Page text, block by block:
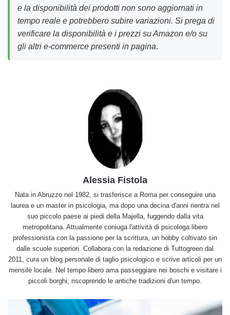
e la disponibilità dei prodotti non sono aggiornati in
tempo reale e potrebbero subire variazioni. Si prega di
verificare la disponibilità e i prezzi su Amazon e/o su
gli altri e-commerce presenti in pagina.
Alessia Fistola
Nata in Abruzzo nel 1982, si trasferisce a Roma per conseguire una
laurea e un master in psicologia, ma dopo una decina d'anni rientra nel
suo piccolo paese ai piedi della Majella, fuggendo dalla vita
metropolitana. Attualmente coniuga l'attività di psicologa libero
professionista con la passione per la scrittura, un hobby coltivato sin
dalle scuole superiori. Collabora con la redazione di Tuttogreen dal
2011, cura un blog personale di taglio psicologico e scrive articoli per un
mensile locale. Nel tempo libero ama passeggiare nei boschi e visitare i
piccoli borghi, riscoprendo le antiche tradizioni d'un tempo.